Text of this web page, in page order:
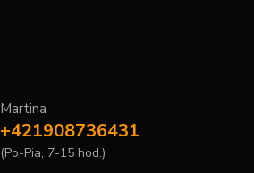
Martina
+421908736431
(Po-Pia, 7-15 hod.)